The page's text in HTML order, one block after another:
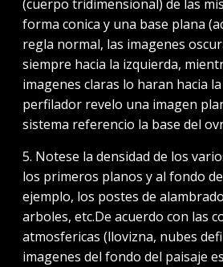
(cuerpo tridimensional) de las
forma conica y una base plana
regla normal, las imagenes
siempre hacia la izquierda,
imagenes claras lo haran hacia la
perfilador revelo una imagen
sistema referencio la base del
5. Notese la densidad de los
los primeros planos y al fondo
ejemplo, los postes de
arboles, etc.De acuerdo con las
atmosfericas (llovizna, nubes
imagenes del fondo del paisaje